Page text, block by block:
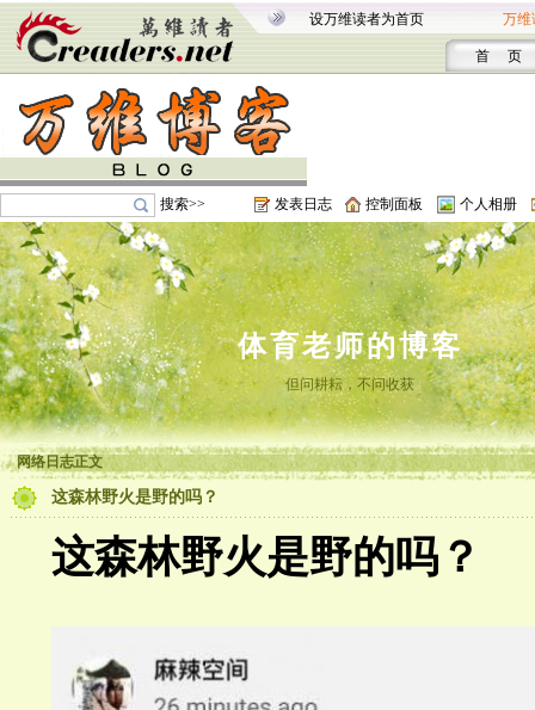
设万维读者为首页 万维
首 页
搜索>> 发表日志 控制面板 个人相册
体育老师的博客
但问耕耘，不问收获
网络日志正文
这森林野火是​野的吗？
这森林野火是野的吗？